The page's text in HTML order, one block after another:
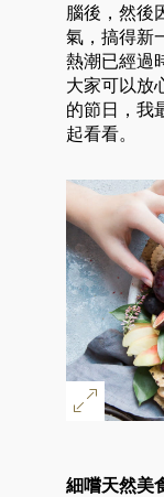
腦後，然後
氣，搞得新
熱潮已經過
大家可以放
的節日，我
起看看。
細嚐天然美